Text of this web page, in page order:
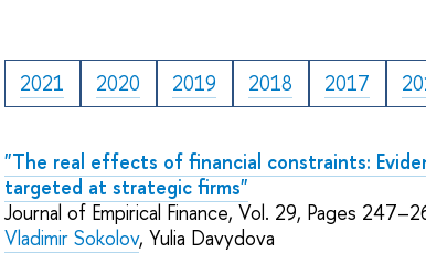
2021 2020 2019 2018 2017
"The real effects of financial constraints:
targeted at strategic firms"
Journal of Empirical Finance, Vol. 29, Pages
Vladimir Sokolov, Yulia Davydova